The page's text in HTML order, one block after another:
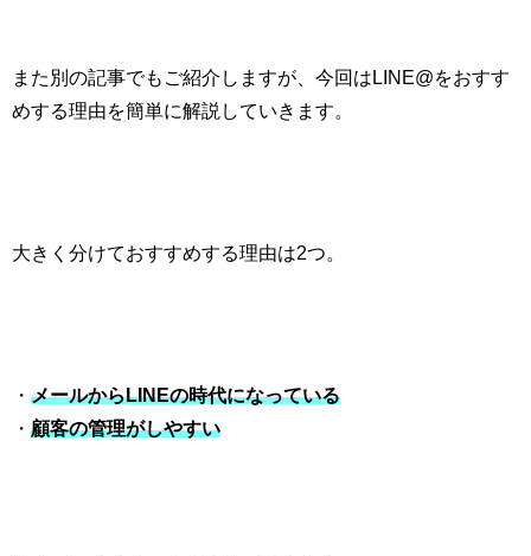
また別の記事でもご紹介しますが、今回は LINE@をおすす
めする理由を簡単に解説していきます。
大きく分けておすすめする理由は2つ。
・ メールからLINEの時代になっている
・ 顧客の管理がしやすい